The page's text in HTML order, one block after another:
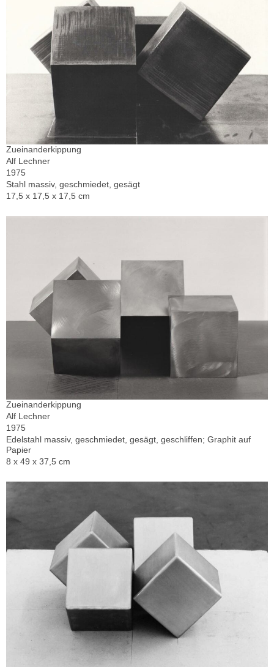
Zueinanderkippung
Alf Lechner
1975
Stahl massiv, geschmiedet, gesägt
17,5 x 17,5 x 17,5 cm
Zueinanderkippung
Alf Lechner
1975
Edelstahl massiv, geschmiedet, gesägt, geschliffen; Graphit auf
Papier
8 x 49 x 37,5 cm